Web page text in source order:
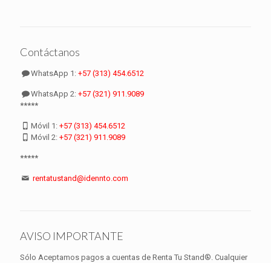
Contáctanos
WhatsApp 1:+57 (313) 454.6512
WhatsApp 2:+57 (321) 911.9089
*****
Móvil 1:+57 (313) 454.6512
Móvil 2:+57 (321) 911.9089
*****
rentatustand@idennto.com
AVISO IMPORTANTE
Sólo Aceptamos pagos a cuentas de Renta Tu Stand®. Cualquier